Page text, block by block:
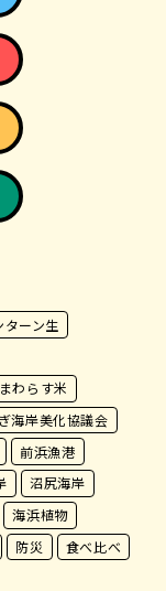
ターン生
わらす米
海岸美化協議会
前浜漁港
沼尻海岸
海浜植物
防災
食べ比べ